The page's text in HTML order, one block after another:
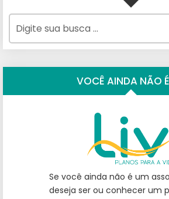
VOCÊ AINDA NÃO
Se você ainda não é um
deseja ser ou conhecer um